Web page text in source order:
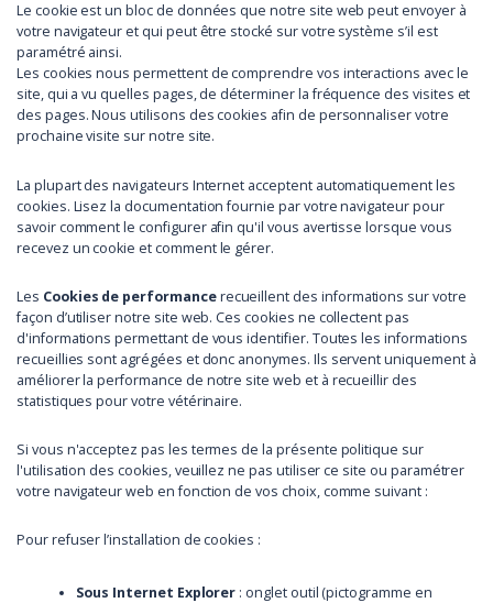
Le cookie est un bloc de données que notre site web peut envoyer à
votre navigateur et qui peut être stocké sur votre système s’il est
paramétré ainsi.
Les cookies nous permettent de comprendre vos interactions avec le
site, qui a vu quelles pages, de déterminer la fréquence des visites et
des pages. Nous utilisons des cookies afin de personnaliser votre
prochaine visite sur notre site.
La plupart des navigateurs Internet acceptent automatiquement les
cookies. Lisez la documentation fournie par votre navigateur pour
savoir comment le configurer afin qu'il vous avertisse lorsque vous
recevez un cookie et comment le gérer.
Les Cookies de performancerecueillent des informations sur votre
façon d’utiliser notre site web. Ces cookies ne collectent pas
d'informations permettant de vous identifier. Toutes les informations
recueillies sont agrégées et donc anonymes. Ils servent uniquement à
améliorer la performance de notre site web et à recueillir des
statistiques pour votre vétérinaire.
Si vous n'acceptez pas les termes de la présente politique sur
l'utilisation des cookies, veuillez ne pas utiliser ce site ou paramétrer
votre navigateur web en fonction de vos choix, comme suivant :
Pour refuser l’installation de cookies :
Sous Internet Explorer : onglet outil (pictogramme en